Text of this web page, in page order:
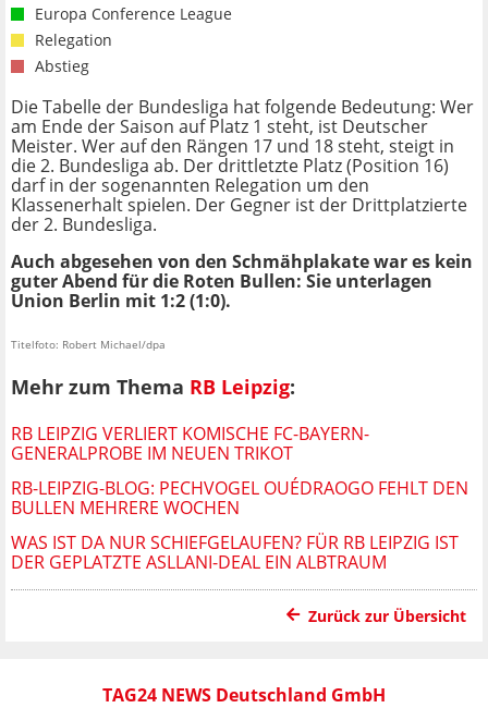
Europa Conference League
Relegation
Abstieg
Die Tabelle der Bundesliga hat folgende Bedeutung: Wer
am Ende der Saison auf Platz 1 steht, ist Deutscher
Meister. Wer auf den Rängen 17 und 18 steht, steigt in
die 2. Bundesliga ab. Der drittletzte Platz (Position 16)
darf in der sogenannten Relegation um den
Klassenerhalt spielen. Der Gegner ist der Drittplatzierte
der 2. Bundesliga.
Auch abgesehen von den Schmähplakate war es kein
guter Abend für die Roten Bullen: Sie unterlagen
Union Berlin mit 1:2 (1:0).
Titelfoto: Robert Michael/dpa
Mehr zum Thema RB Leipzig:
RB LEIPZIG VERLIERT KOMISCHE FC-BAYERN-
GENERALPROBE IM NEUEN TRIKOT
RB-LEIPZIG-BLOG: PECHVOGEL OUÉDRAOGO FEHLT DEN
BULLEN MEHRERE WOCHEN
WAS IST DA NUR SCHIEFGELAUFEN? FÜR RB LEIPZIG IST
DER GEPLATZTE ASLLANI-DEAL EIN ALBTRAUM
Zurück zur Übersicht
TAG24 NEWS Deutschland GmbH